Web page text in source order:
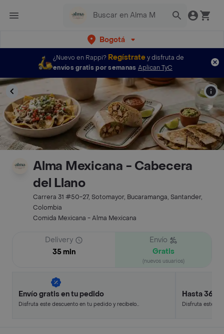
Bogotá
¿Nuevo en Rappi? Regístratey disfruta de
envíos gratis por semanas Aplican TyC
Alma Mexicana - Cabecera
del Llano
Carrera 31 #50-27, Sotomayor, Bucaramanga, Santander,
Colombia
Comida Mexicana - Alma Mexicana
Delivery
35 min
Envío
Gratis
(nuevos usuarios)
Envío gratis en tu pedido
Disfruta este descuento en tu pedido y recíbelo
Hasta 36%
Disfruta este